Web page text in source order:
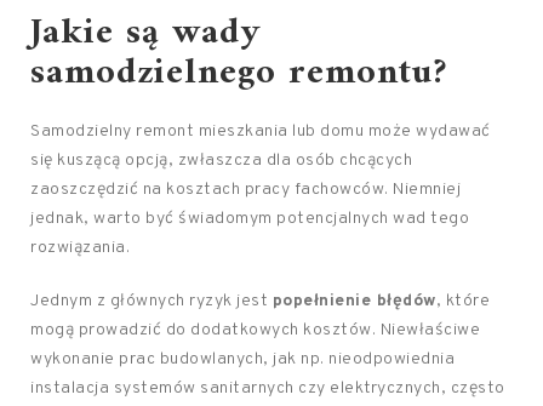
Jakie są wady
samodzielnego remontu?
Samodzielny remont mieszkania lub domu może wydawać
się kuszącą opcją, zwłaszcza dla osób chcących
zaoszczędzić na kosztach pracy fachowców. Niemniej
jednak, warto być świadomym potencjalnych wad tego
rozwiązania.
Jednym z głównych ryzyk jest popełnienie błędów, które
mogą prowadzić do dodatkowych kosztów. Niewłaściwe
wykonanie prac budowlanych, jak np. nieodpowiednia
instalacja systemów sanitarnych czy elektrycznych, często